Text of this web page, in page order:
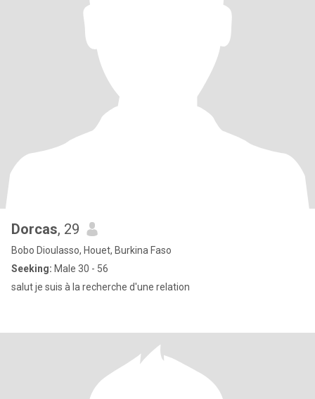
Dorcas, 29
Bobo Dioulasso, Houet, Burkina Faso
Seeking: Male 30 - 56
salut je suis à la recherche d'une relation